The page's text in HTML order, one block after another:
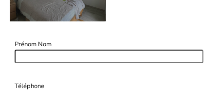
Prénom Nom
Téléphone